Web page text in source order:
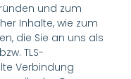
und zum
Inhalte, wie zum
die Sie an uns als
TLS-
Verbindung